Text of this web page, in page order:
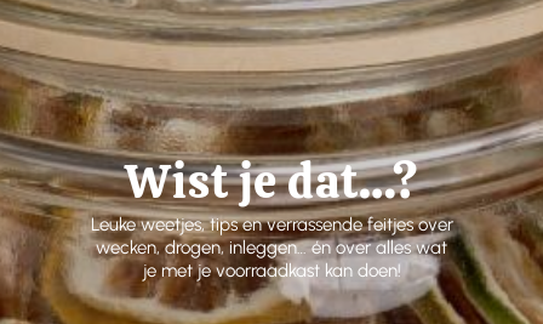
Wist je dat…?
Leuke weetjes, tips en verrassende feitjes over
wecken, drogen, inleggen… én over alles wat
je met je voorraadkast kan doen!